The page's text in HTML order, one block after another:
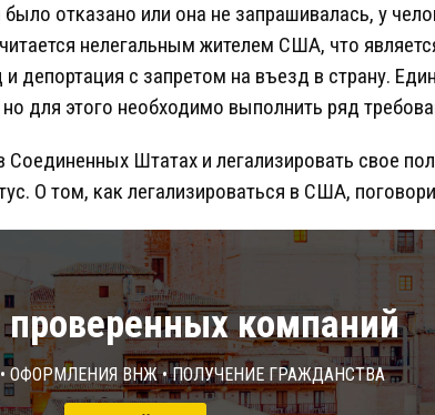
отказано или она не запрашивалась, у
нелегальным жителем США, что
депортация с запретом на въезд в страну.
для этого необходимо выполнить ряд
Соединенных Штатах и легализировать свое
О том, как легализироваться в США,
проверенных компаний
Оформления ВНЖ • Получение гражданства